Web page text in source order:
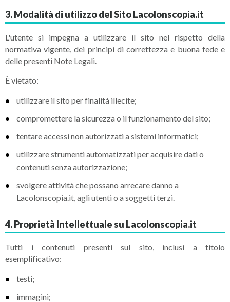
3. Modalità di utilizzo del Sito Lacolonscopia.it
L'utente si impegna a utilizzare il sito nel rispetto della
normativa vigente, dei principi di correttezza e buona fede e
delle presenti Note Legali.
È vietato:
utilizzare il sito per finalità illecite;
compromettere la sicurezza o il funzionamento del sito;
tentare accessi non autorizzati a sistemi informatici;
utilizzare strumenti automatizzati per acquisire dati o
contenuti senza autorizzazione;
svolgere attività che possano arrecare danno a
Lacolonscopia.it, agli utenti o a soggetti terzi.
4. Proprietà Intellettuale su Lacolonscopia.it
Tutti i contenuti presenti sul sito, inclusi a titolo
esemplificativo:
testi;
immagini;